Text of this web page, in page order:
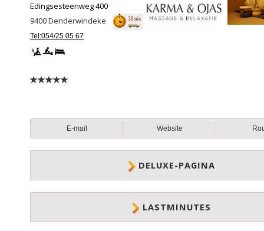
Edingsesteenweg 400
9400Denderwindeke
Tel:054/25 05 67
E-mail Website
DELUXE-PAGINA
LASTMINUTES